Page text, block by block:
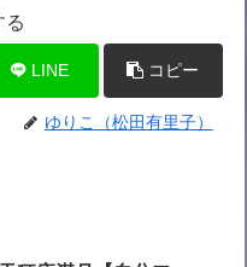
る
LINE コピー
ゆりこ（松田有里子）